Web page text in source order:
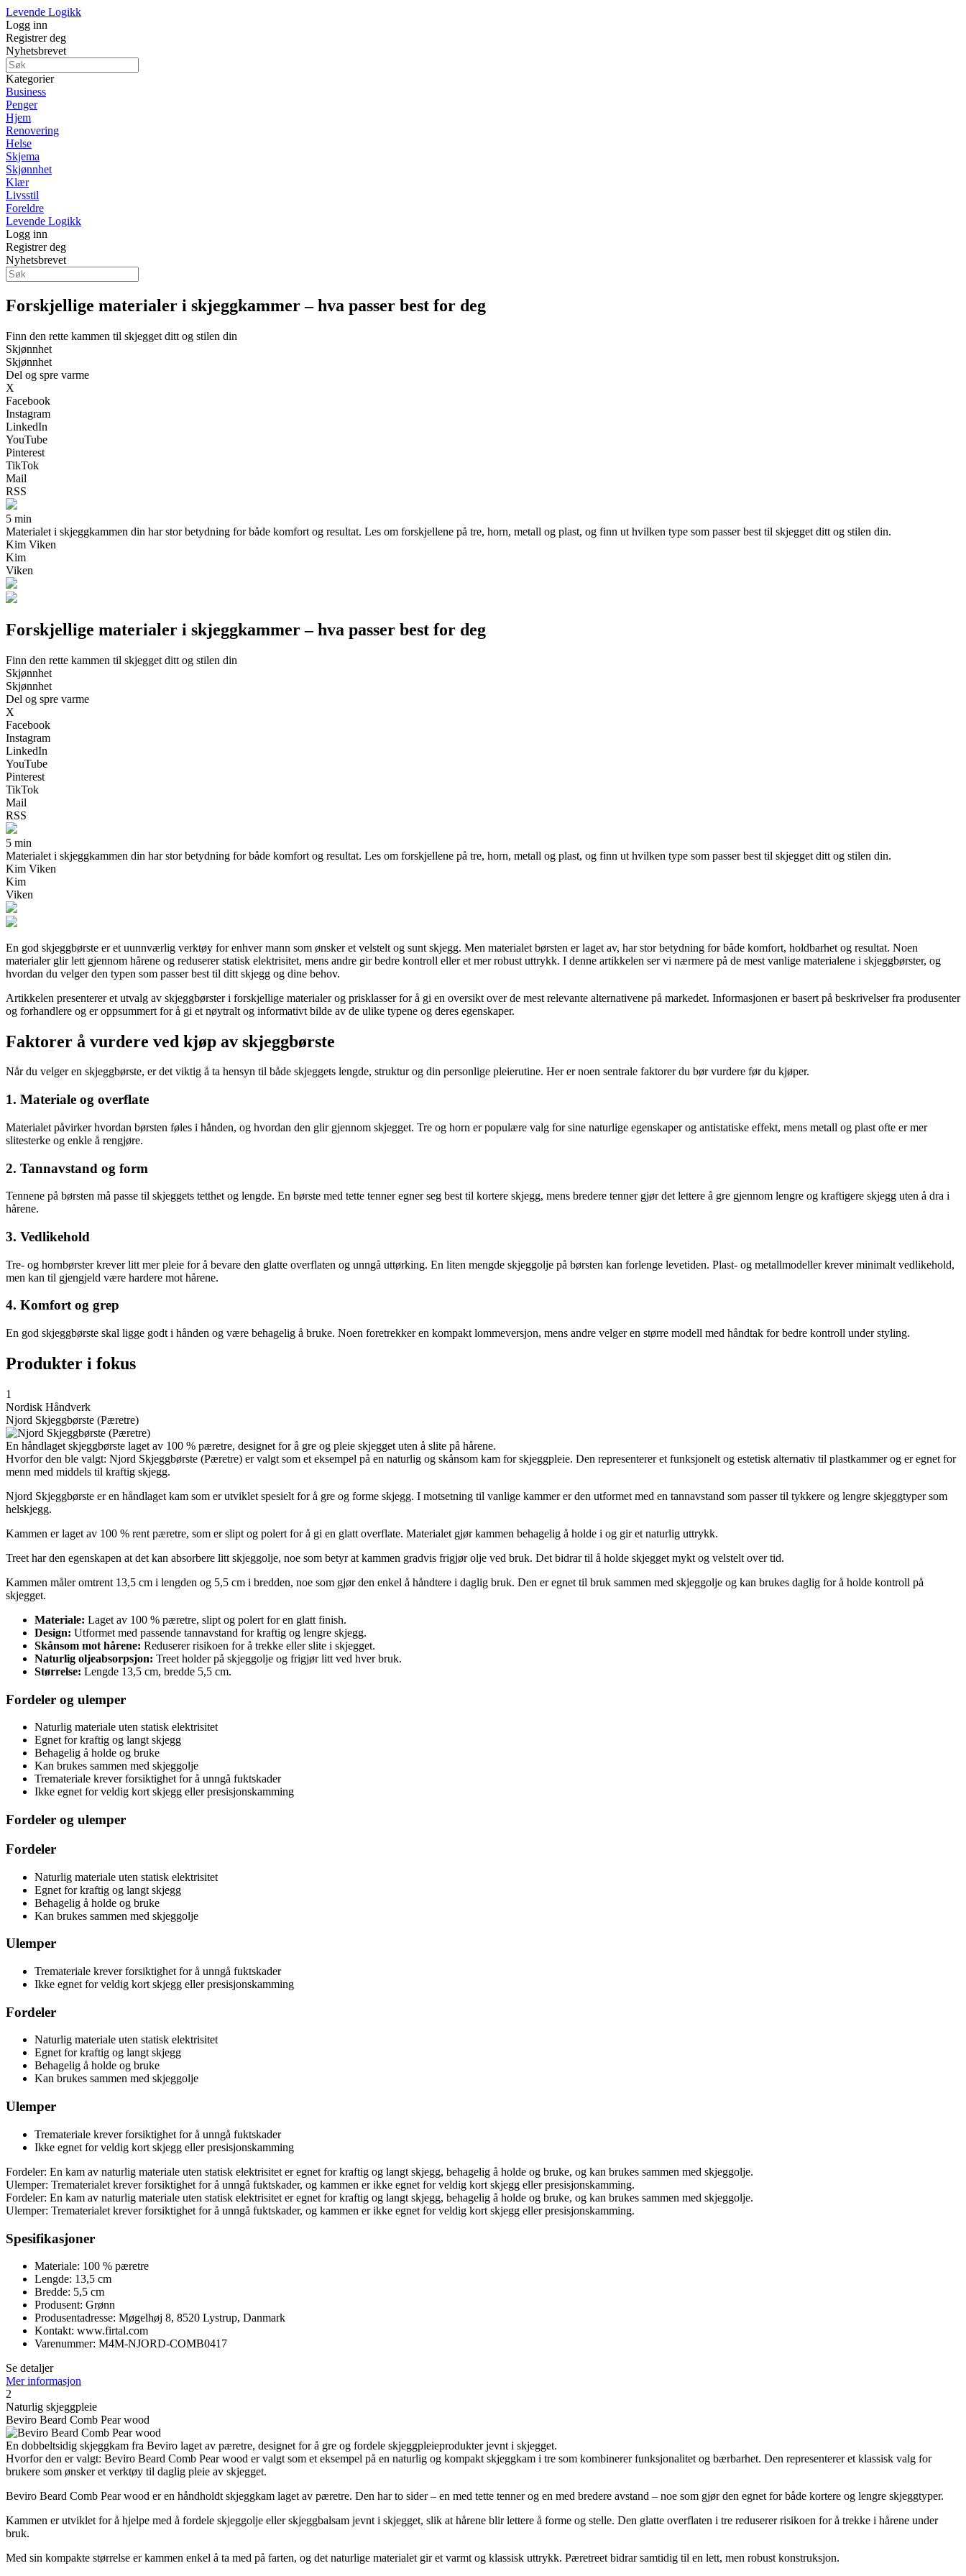
Levende Logikk
Logg inn
Registrer deg
Nyhetsbrevet
Kategorier
Business
Penger
Hjem
Renovering
Helse
Skjema
Skjønnhet
Klær
Livsstil
Foreldre
Levende Logikk
Logg inn
Registrer deg
Nyhetsbrevet
Forskjellige materialer i skjeggkammer – hva passer best for deg
Finn den rette kammen til skjegget ditt og stilen din
Skjønnhet
Skjønnhet
Del og spre varme
X
Facebook
Instagram
LinkedIn
YouTube
Pinterest
TikTok
Mail
RSS
5 min
Materialet i skjeggkammen din har stor betydning for både komfort og resultat. Les om forskjellene på tre, horn, metall og plast, og finn ut hvilken type som passer best til skjegget ditt og stilen din.
Kim Viken
Kim
Viken
Forskjellige materialer i skjeggkammer – hva passer best for deg
Finn den rette kammen til skjegget ditt og stilen din
Skjønnhet
Skjønnhet
Del og spre varme
X
Facebook
Instagram
LinkedIn
YouTube
Pinterest
TikTok
Mail
RSS
5 min
Materialet i skjeggkammen din har stor betydning for både komfort og resultat. Les om forskjellene på tre, horn, metall og plast, og finn ut hvilken type som passer best til skjegget ditt og stilen din.
Kim Viken
Kim
Viken
En god skjeggbørste er et uunnværlig verktøy for enhver mann som ønsker et velstelt og sunt skjegg. Men materialet børsten er laget av, har stor betydning for både komfort, holdbarhet og resultat. Noen
materialer glir lett gjennom hårene og reduserer statisk elektrisitet, mens andre gir bedre kontroll eller et mer robust uttrykk. I denne artikkelen ser vi nærmere på de mest vanlige materialene i skjeggbørster, og
hvordan du velger den typen som passer best til ditt skjegg og dine behov.
Artikkelen presenterer et utvalg av skjeggbørster i forskjellige materialer og prisklasser for å gi en oversikt over de mest relevante alternativene på markedet. Informasjonen er basert på beskrivelser fra produsenter
og forhandlere og er oppsummert for å gi et nøytralt og informativt bilde av de ulike typene og deres egenskaper.
Faktorer å vurdere ved kjøp av skjeggbørste
Når du velger en skjeggbørste, er det viktig å ta hensyn til både skjeggets lengde, struktur og din personlige pleierutine. Her er noen sentrale faktorer du bør vurdere før du kjøper.
1. Materiale og overflate
Materialet påvirker hvordan børsten føles i hånden, og hvordan den glir gjennom skjegget. Tre og horn er populære valg for sine naturlige egenskaper og antistatiske effekt, mens metall og plast ofte er mer
slitesterke og enkle å rengjøre.
2. Tannavstand og form
Tennene på børsten må passe til skjeggets tetthet og lengde. En børste med tette tenner egner seg best til kortere skjegg, mens bredere tenner gjør det lettere å gre gjennom lengre og kraftigere skjegg uten å dra i
hårene.
3. Vedlikehold
Tre- og hornbørster krever litt mer pleie for å bevare den glatte overflaten og unngå uttørking. En liten mengde skjeggolje på børsten kan forlenge levetiden. Plast- og metallmodeller krever minimalt vedlikehold,
men kan til gjengjeld være hardere mot hårene.
4. Komfort og grep
En god skjeggbørste skal ligge godt i hånden og være behagelig å bruke. Noen foretrekker en kompakt lommeversjon, mens andre velger en større modell med håndtak for bedre kontroll under styling.
Produkter i fokus
1
Nordisk Håndverk
Njord Skjeggbørste (Pæretre)
En håndlaget skjeggbørste laget av 100 % pæretre, designet for å gre og pleie skjegget uten å slite på hårene.
Hvorfor den ble valgt: Njord Skjeggbørste (Pæretre) er valgt som et eksempel på en naturlig og skånsom kam for skjeggpleie. Den representerer et funksjonelt og estetisk alternativ til plastkammer og er egnet for
menn med middels til kraftig skjegg.
Njord Skjeggbørste er en håndlaget kam som er utviklet spesielt for å gre og forme skjegg. I motsetning til vanlige kammer er den utformet med en tannavstand som passer til tykkere og lengre skjeggtyper som
helskjegg.
Kammen er laget av 100 % rent pæretre, som er slipt og polert for å gi en glatt overflate. Materialet gjør kammen behagelig å holde i og gir et naturlig uttrykk.
Treet har den egenskapen at det kan absorbere litt skjeggolje, noe som betyr at kammen gradvis frigjør olje ved bruk. Det bidrar til å holde skjegget mykt og velstelt over tid.
Kammen måler omtrent 13,5 cm i lengden og 5,5 cm i bredden, noe som gjør den enkel å håndtere i daglig bruk. Den er egnet til bruk sammen med skjeggolje og kan brukes daglig for å holde kontroll på
skjegget.
Materiale: Laget av 100 % pæretre, slipt og polert for en glatt finish.
Design: Utformet med passende tannavstand for kraftig og lengre skjegg.
Skånsom mot hårene: Reduserer risikoen for å trekke eller slite i skjegget.
Naturlig oljeabsorpsjon: Treet holder på skjeggolje og frigjør litt ved hver bruk.
Størrelse: Lengde 13,5 cm, bredde 5,5 cm.
Fordeler og ulemper
Naturlig materiale uten statisk elektrisitet
Egnet for kraftig og langt skjegg
Behagelig å holde og bruke
Kan brukes sammen med skjeggolje
Tremateriale krever forsiktighet for å unngå fuktskader
Ikke egnet for veldig kort skjegg eller presisjonskamming
Fordeler og ulemper
Fordeler
Naturlig materiale uten statisk elektrisitet
Egnet for kraftig og langt skjegg
Behagelig å holde og bruke
Kan brukes sammen med skjeggolje
Ulemper
Tremateriale krever forsiktighet for å unngå fuktskader
Ikke egnet for veldig kort skjegg eller presisjonskamming
Fordeler
Naturlig materiale uten statisk elektrisitet
Egnet for kraftig og langt skjegg
Behagelig å holde og bruke
Kan brukes sammen med skjeggolje
Ulemper
Tremateriale krever forsiktighet for å unngå fuktskader
Ikke egnet for veldig kort skjegg eller presisjonskamming
Fordeler: En kam av naturlig materiale uten statisk elektrisitet er egnet for kraftig og langt skjegg, behagelig å holde og bruke, og kan brukes sammen med skjeggolje.
Ulemper: Trematerialet krever forsiktighet for å unngå fuktskader, og kammen er ikke egnet for veldig kort skjegg eller presisjonskamming.
Fordeler: En kam av naturlig materiale uten statisk elektrisitet er egnet for kraftig og langt skjegg, behagelig å holde og bruke, og kan brukes sammen med skjeggolje.
Ulemper: Trematerialet krever forsiktighet for å unngå fuktskader, og kammen er ikke egnet for veldig kort skjegg eller presisjonskamming.
Spesifikasjoner
Materiale: 100 % pæretre
Lengde: 13,5 cm
Bredde: 5,5 cm
Produsent: Grønn
Produsentadresse: Møgelhøj 8, 8520 Lystrup, Danmark
Kontakt: www.firtal.com
Varenummer: M4M-NJORD-COMB0417
Se detaljer
Mer informasjon
2
Naturlig skjeggpleie
Beviro Beard Comb Pear wood
En dobbeltsidig skjeggkam fra Beviro laget av pæretre, designet for å gre og fordele skjeggpleieprodukter jevnt i skjegget.
Hvorfor den er valgt: Beviro Beard Comb Pear wood er valgt som et eksempel på en naturlig og kompakt skjeggkam i tre som kombinerer funksjonalitet og bærbarhet. Den representerer et klassisk valg for
brukere som ønsker et verktøy til daglig pleie av skjegget.
Beviro Beard Comb Pear wood er en håndholdt skjeggkam laget av pæretre. Den har to sider – en med tette tenner og en med bredere avstand – noe som gjør den egnet for både kortere og lengre skjeggtyper.
Kammen er utviklet for å hjelpe med å fordele skjeggolje eller skjeggbalsam jevnt i skjegget, slik at hårene blir lettere å forme og stelle. Den glatte overflaten i tre reduserer risikoen for å trekke i hårene under
bruk.
Med sin kompakte størrelse er kammen enkel å ta med på farten, og det naturlige materialet gir et varmt og klassisk uttrykk. Pæretreet bidrar samtidig til en lett, men robust konstruksjon.